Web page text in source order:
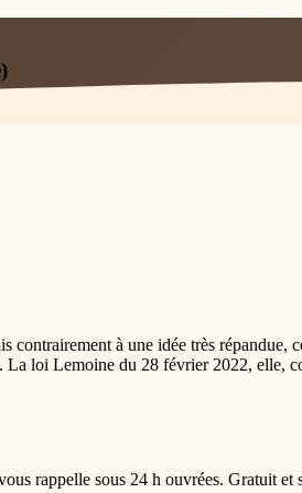
à une idée très
loi Lemoine du 28 février 2022, elle,
rappelle sous 24 h ouvrées. Gratuit et